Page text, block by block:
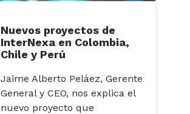
Nuevos proyectos de
InterNexa en Colombia,
Chile y Perú
Jaime Alberto Peláez, Gerente
General y CEO, nos explica el
nuevo proyecto que